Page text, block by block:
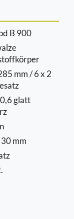
B 900
mm / 6 x 2
glatt
mm